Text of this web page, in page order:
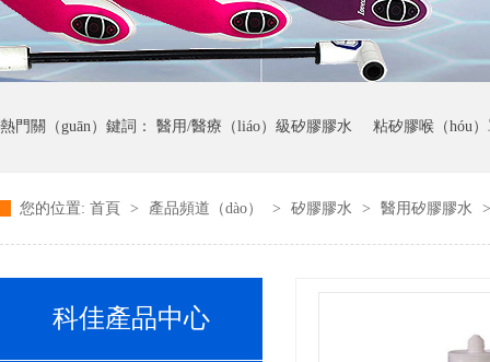
熱門關（guān）鍵詞： 醫用/醫療（liáo）級矽膠膠水 粘矽膠喉（hóu
藍色矽（guī）膠顯影（yǐng）膠水 粘（zhān）矽（guī）膠呼吸管（
您的位置: 首頁 > 產品頻道（dào） > 矽膠膠水 > 醫用矽膠膠水
科佳產品中心